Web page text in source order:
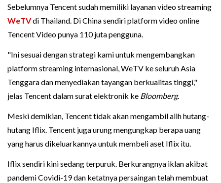
Sebelumnya Tencent sudah memiliki layanan video streaming
WeTVdi Thailand. Di China sendiri platform video online
Tencent Video punya 110 juta pengguna.
"Ini sesuai dengan strategi kami untuk mengembangkan
platform streaming internasional, WeTV ke seluruh Asia
Tenggara dan menyediakan tayangan berkualitas tinggi,"
jelas Tencent dalam surat elektronik ke Bloomberg.
Meski demikian, Tencent tidak akan mengambil alih hutang-
hutang Iflix. Tencent juga urung mengungkap berapa uang
yang harus dikeluarkannya untuk membeli aset Iflix itu.
Iflix sendiri kini sedang terpuruk. Berkurangnya iklan akibat
pandemi Covidi-19 dan ketatnya persaingan telah membuat